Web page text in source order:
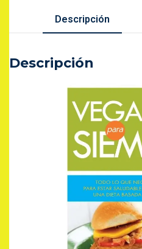
Descripción
Descripción